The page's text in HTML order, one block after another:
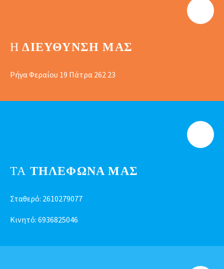
Η ΔΙΕΎΘΥΝΣΗ ΜΑΣ
Ρήγα Φεραίου 19 Πάτρα 262 23
ΤΑ ΤΗΛΕΦΩΝΑ ΜΑΣ
Σταθερό: 2610279077
Κινητό: 6936825046